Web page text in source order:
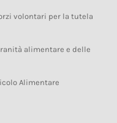
volontari per la tutela
alimentare e delle
Alimentare